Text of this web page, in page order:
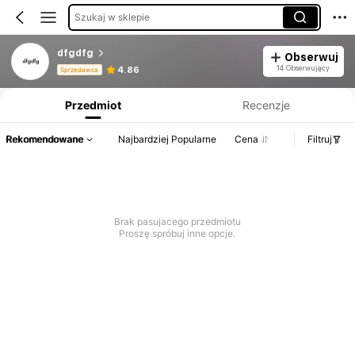
Szukaj w sklepie
dfgdfg
Sprzedawca 4.86
Obserwuj
14 Obserwujący
Przedmiot Recenzje
Rekomendowane Najbardziej Popularne Cena Filtruj
Brak pasujacego przedmiotu
Proszę spróbuj inne opcje.